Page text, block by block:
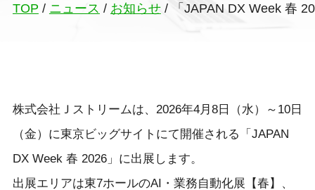
TOP / ニュース / お知らせ/ 「JAPAN DX Week 春
株式会社Ｊストリームは、2026年4月8日（水）～10日
（金）に東京ビッグサイトにて開催される「JAPAN
DX Week 春 2026」に出展します。
出展エリアは東7ホールのAI・業務自動化展【春】、